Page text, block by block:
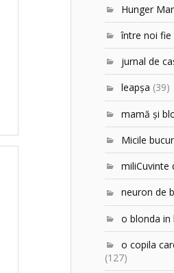
Hunger
între noi fie
jurnal de
leapşa (39)
mamă şi
Micile
miliCuvinte
neuron de
o blonda in
o copila
(127)